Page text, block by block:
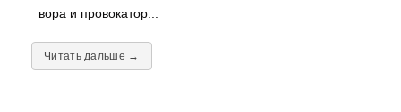
вора и провокатор...
Читать дальше →